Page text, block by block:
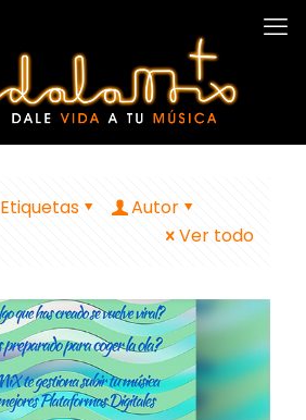
Etiquetas
Autor
Ver todo